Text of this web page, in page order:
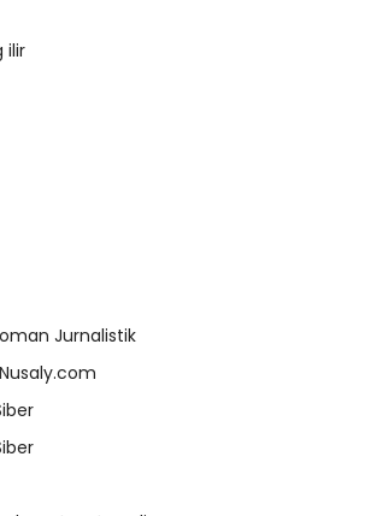
ilir
Jurnalistik